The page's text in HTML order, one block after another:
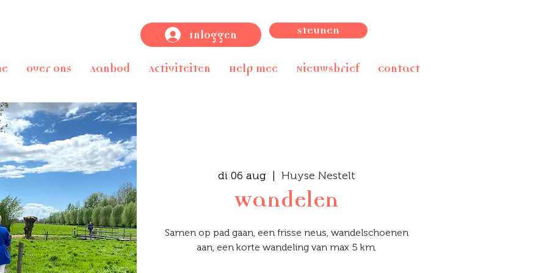
Inloggen Steunen
Over ons Aanbod Activiteiten Help mee Nieuwsbrief Contact
di 06 aug
  |
Huyse Nestelt
Wandelen
Samen op pad gaan, een frisse neus, wandelschoenen
aan, een korte wandeling van max 5 km.